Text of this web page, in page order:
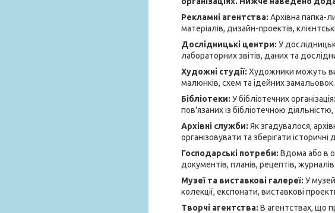
Рекламні агентства: Архівна папка-
матеріалів, дизайн-проектів,
Дослідницькі центри: У
лабораторних звітів, даних та
Художні студії: Художники можуть
малюнків, схем та ідейних замальовок.
Бібліотеки: У бібліотечних
пов'язаних із бібліотечною
Архівні служби: Як згадувалося,
організовувати та зберігати
Господарські потреби: Вдома або в
документів, планів, рецептів,
Музеї та виставкові галереї: У
колекції, експонати, виставкові
Творчі агентства: В агентствах, що